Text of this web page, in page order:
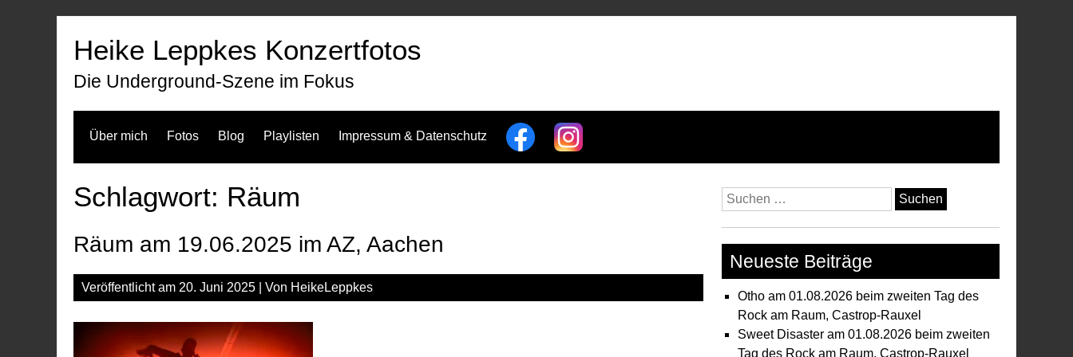
Heike Leppkes Konzertfotos
Die Underground-Szene im Fokus
Über mich Fotos Blog Playlisten Impressum & Datenschutz
Schlagwort: Räum
Räum am 19.06.2025 im AZ, Aachen
Veröffentlicht am 20. Juni 2025 | Von HeikeLeppkes
Suchen
nach:
Neueste Beiträge
Otho am 01.08.2026 beim zweiten Tag des
Rock am Raum, Castrop-Rauxel
Sweet Disaster am 01.08.2026 beim zweiten
Tag des Rock am Raum, Castrop-Rauxel